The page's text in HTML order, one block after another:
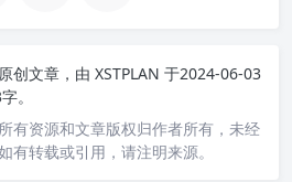
创文章，由 XSTPLAN 于2024-06-03
。
有资源和文章版权归作者所有，未经
有转载或引用，请注明来源。